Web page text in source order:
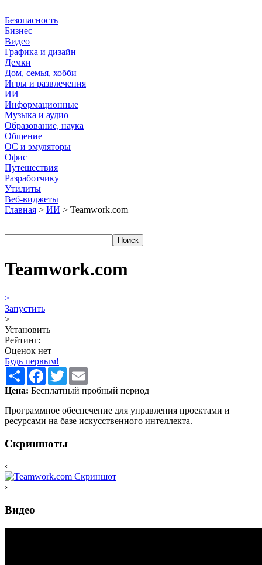
Безопасность
Бизнес
Видео
Графика и дизайн
Демки
Дом, семья, хобби
Игры и развлечения
ИИ
Информационные
Музыка и аудио
Образование, наука
Общение
ОС и эмуляторы
Офис
Путешествия
Разработчику
Утилиты
Веб-виджеты
Главная > ИИ > Teamwork.com
Teamwork.com
>
Запустить
>
Установить
Рейтинг:
Оценок нет
Будь первым!
Share Facebook
Twitter
Цена: Бесплатный пробный период
Программное обеспечение для управления проектами и
ресурсами на базе искусственного интеллекта.
Скриншоты
‹
›
Видео